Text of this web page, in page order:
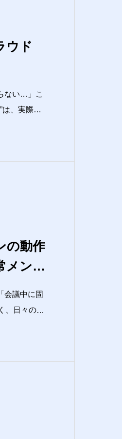
ウド
ない…」こ
は、実際に
の動作
メン
会議中に固
、日々の積